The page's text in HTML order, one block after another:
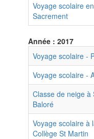
Voyage scolaire
Sacrement
Année : 2017
Voyage scolaire -
Voyage scolaire -
Classe de neige à
Baloré
Voyage scolaire à
Collège St Martin